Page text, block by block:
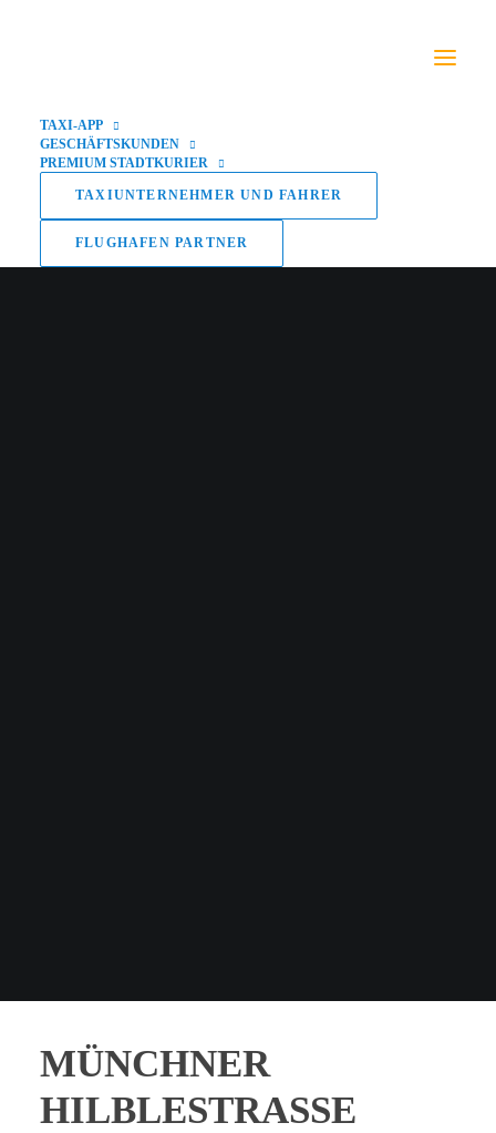
TAXI-APP
GESCHÄFTSKUNDEN
PREMIUM STADTKURIER
TAXIUNTERNEHMER UND FAHRER
FLUGHAFEN PARTNER
MÜNCHNER
HILBLESTRASSE